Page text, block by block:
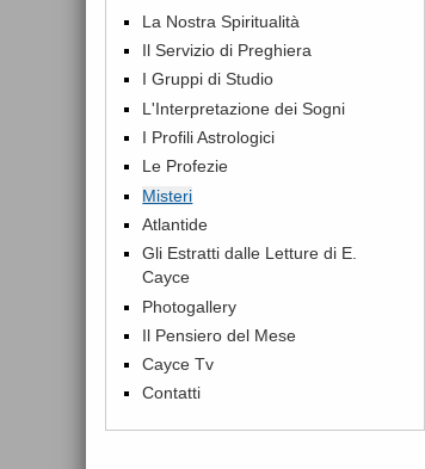
La Nostra Spiritualità
Il Servizio di Preghiera
I Gruppi di Studio
L'Interpretazione dei Sogni
I Profili Astrologici
Le Profezie
Misteri
Atlantide
Gli Estratti dalle Letture di E.
Cayce
Photogallery
Il Pensiero del Mese
Cayce Tv
Contatti